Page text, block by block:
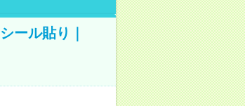
ール貼り｜